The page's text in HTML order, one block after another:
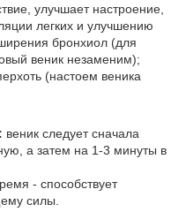
улучшает настроение,
легких и улучшению
бронхиол (для
веник незаменим);
(настоем веника
веник следует сначала
а затем на 1-3 минуты в
- способствует
силы.